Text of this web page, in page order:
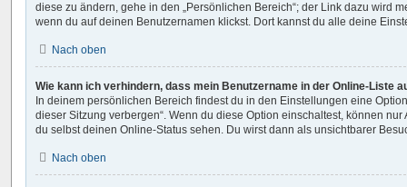
diese zu ändern, gehe in den „Persönlichen Bereich“; der Link dazu wird
wenn du auf deinen Benutzernamen klickst. Dort kannst du alle deine
Nach oben
Wie kann ich verhindern, dass mein Benutzername in der Online-Liste
In deinem persönlichen Bereich findest du in den Einstellungen eine
dieser Sitzung verbergen“. Wenn du diese Option einschaltest, können
du selbst deinen Online-Status sehen. Du wirst dann als unsichtbarer
Nach oben